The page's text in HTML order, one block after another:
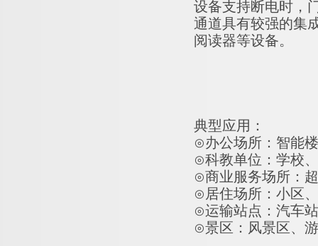
设备支持断电时，
通道具有较强的集
阅读器等设备。
典型应用：
⊙办公场所：智能
⊙科教单位：学校
⊙商业服务场所：
⊙居住场所：小区
⊙运输站点：汽车
⊙景区：风景区、